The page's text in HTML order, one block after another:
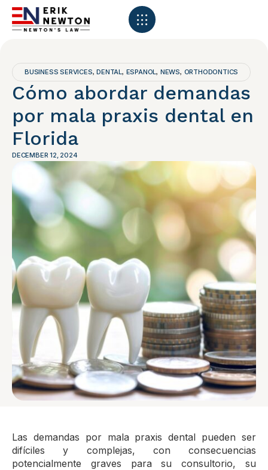
BUSINESS SERVICES,DENTAL, ESPANOL, NEWS, ORTHODONTICS
Cómo abordar demandas
por mala praxis dental en
Florida
DECEMBER 12, 2024
Las demandas por mala praxis dental pueden ser
difíciles y complejas, con consecuencias
potencialmente graves para su consultorio, su